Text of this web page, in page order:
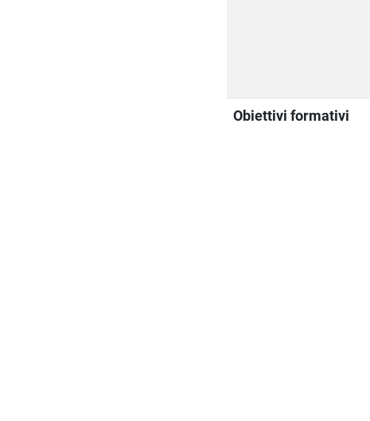
Obiettivi formativi